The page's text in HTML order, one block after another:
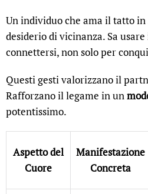
Un individuo che ama il tatto in
desiderio di vicinanza. Sa
connettersi, non solo per
Questi gesti valorizzano il
Rafforzano il legame in un
potentissimo.
Aspetto del
Cuore
Manifestazione
Concreta